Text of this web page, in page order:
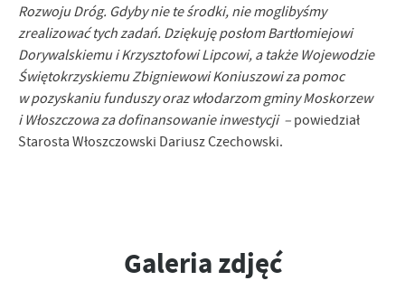
Rozwoju Dróg. Gdyby nie te środki, nie moglibyśmy
zrealizować tych zadań. Dziękuję posłom Bartłomiejowi
Dorywalskiemu i Krzysztofowi Lipcowi, a także Wojewodzie
Świętokrzyskiemu Zbigniewowi Koniuszowi za pomoc
w pozyskaniu funduszy oraz włodarzom gminy Moskorzew
i Włoszczowa za dofinansowanie inwestycji – powiedział
Starosta Włoszczowski Dariusz Czechowski.
Galeria zdjęć